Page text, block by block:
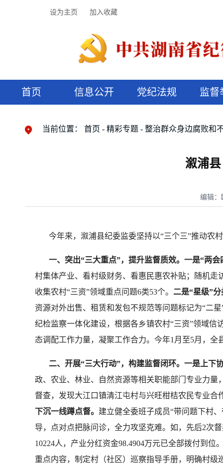
设为主页 加入收藏
首页 信息公开 党纪法规 监督
当前位置： 首页 精彩专题 整治群众身边腐败和
溆浦
编辑：
今年来，溆浦县纪委监委坚持以“三个三”推动农
一、突出“三大重点”，提升监督质效。一是“两
村集体产业、看村级财务、看惠民惠农补贴；随机走
收集农村“三资”领域重点问题6类53个。 二是“星级”
资源对外出售、租赁和发包不规范等问题标记为“二
纪检监察一体化建设，根据各乡镇农村“三资”领域信
态调配工作力量，凝聚工作合力。今年1月至5月，
二、开展“三大行动”，构建监督闭环。一是上下
政、农业、林业、自然资源等相关职能部门专业力
督查，发现大江口镇清江屯村与兴旺柑桔农民专业
下沉一线蹲点督。 建立健全委班子成员“带问题下村
导，点对点把脉问诊，全力攻坚克难。如，先后2次
10224人，产业分红资金98.4904万元已全部拨付到位
重点内容，制定村（社区）巡察指导手册，明确村级